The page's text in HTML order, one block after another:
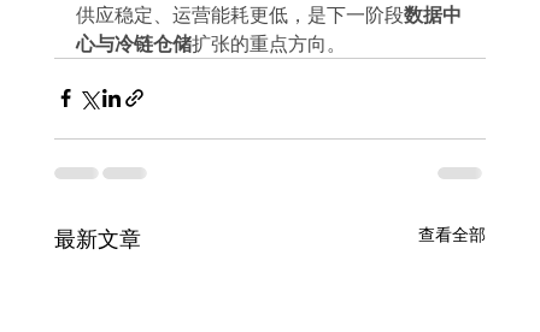
供应稳定、运营能耗更低，是下一阶段数据中
心与冷链仓储扩张的重点方向。
最新文章 查看全部